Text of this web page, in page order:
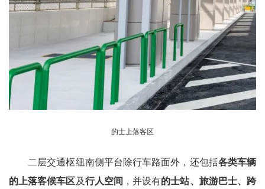
的士上落客区
二层交通枢纽南侧平台除行车路面外，还包括各类车辆
的上落客候车区及行人空间 ，并设有的士站、旅游巴士、跨